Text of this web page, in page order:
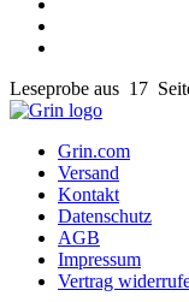
Leseprobe aus 17
Grin.com
Versand
Kontakt
Datenschutz
AGB
Impressum
Vertrag